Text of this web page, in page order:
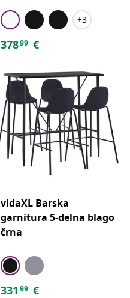
+3
37899 €
vidaXL Barska
garnitura 5-delna blago
črna
331 99 €